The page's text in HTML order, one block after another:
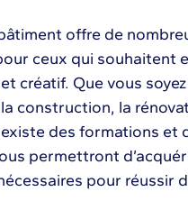
offre de
ceux qui souhaitent
créatif. Que vous soyez
construction, la
des formations et
permettront
pour réussir